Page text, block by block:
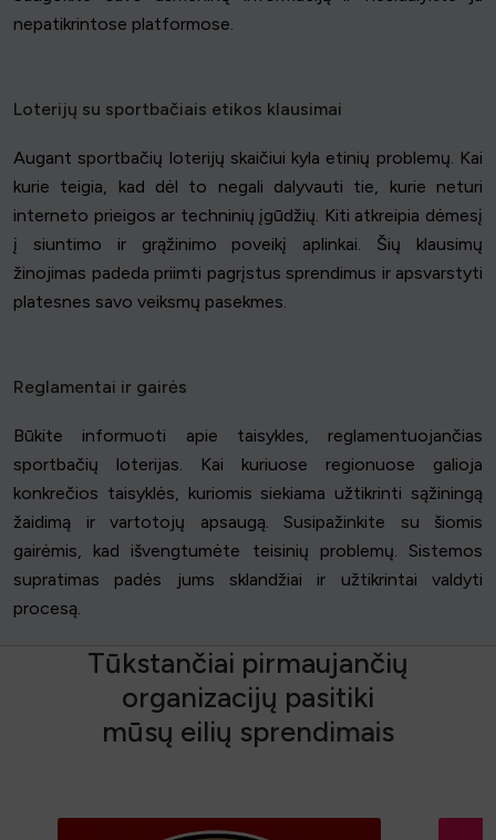
nepatikrintose platformose.
Loterijų su sportbačiais etikos klausimai
Augant sportbačių loterijų skaičiui kyla etinių problemų. Kai
kurie teigia, kad dėl to negali dalyvauti tie, kurie neturi
interneto prieigos ar techninių įgūdžių. Kiti atkreipia dėmesį
į siuntimo ir grąžinimo poveikį aplinkai. Šių klausimų
žinojimas padeda priimti pagrįstus sprendimus ir apsvarstyti
platesnes savo veiksmų pasekmes.
Reglamentai ir gairės
Būkite informuoti apie taisykles, reglamentuojančias
sportbačių loterijas. Kai kuriuose regionuose galioja
konkrečios taisyklės, kuriomis siekiama užtikrinti sąžiningą
žaidimą ir vartotojų apsaugą. Susipažinkite su šiomis
gairėmis, kad išvengtumėte teisinių problemų. Sistemos
supratimas padės jums sklandžiai ir užtikrintai valdyti
procesą.
Tūkstančiai pirmaujančių
organizacijų pasitiki
mūsų eilių sprendimais